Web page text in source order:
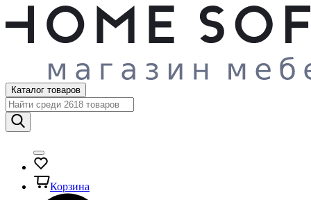
Каталог товаров
Корзина